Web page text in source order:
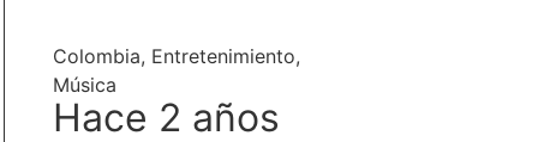
Colombia, Entretenimiento,
Música
Hace 2 años